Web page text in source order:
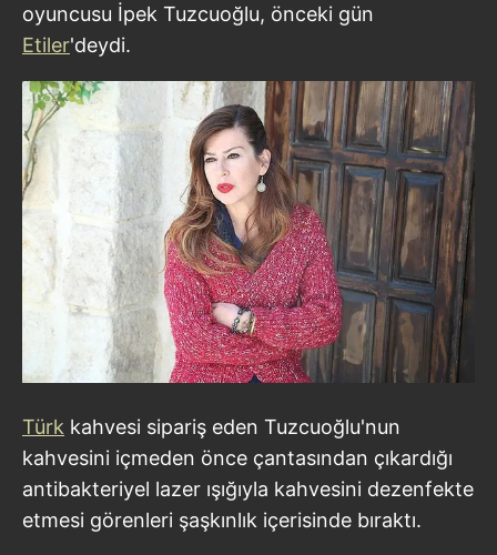
oyuncusu İpek Tuzcuoğlu, önceki gün
Etiler'deydi.
Türk kahvesi sipariş eden Tuzcuoğlu'nun
kahvesini içmeden önce çantasından çıkardığı
antibakteriyel lazer ışığıyla kahvesini dezenfekte
etmesi görenleri şaşkınlık içerisinde bıraktı.